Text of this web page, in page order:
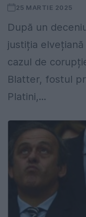
25 MARTIE 2025
După un
justiția
cazul de
Blatter, fostul
Platini,...